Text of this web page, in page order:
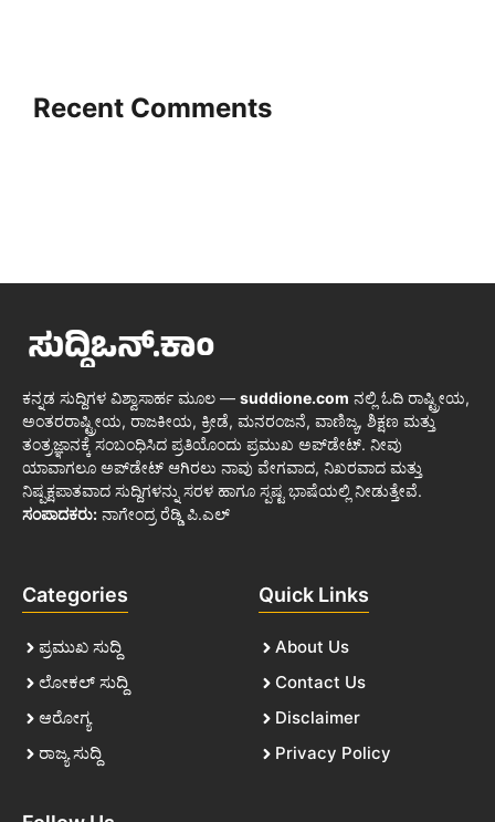
Recent Comments
ಕನ್ನಡ ಸುದ್ದಿಗಳ ವಿಶ್ವಾಸಾರ್ಹ ಮೂಲ — suddione.com ನಲ್ಲಿ ಓದಿ ರಾಷ್ಟ್ರೀಯ,
ಅಂತರರಾಷ್ಟ್ರೀಯ, ರಾಜಕೀಯ, ಕ್ರೀಡೆ, ಮನರಂಜನೆ, ವಾಣಿಜ್ಯ, ಶಿಕ್ಷಣ ಮತ್ತು
ತಂತ್ರಜ್ಞಾನಕ್ಕೆ ಸಂಬಂಧಿಸಿದ ಪ್ರತಿಯೊಂದು ಪ್ರಮುಖ ಅಪ್‌ಡೇಟ್. ನೀವು
ಯಾವಾಗಲೂ ಅಪ್‌ಡೇಟ್ ಆಗಿರಲು ನಾವು ವೇಗವಾದ, ನಿಖರವಾದ ಮತ್ತು
ನಿಷ್ಪಕ್ಷಪಾತವಾದ ಸುದ್ದಿಗಳನ್ನು ಸರಳ ಹಾಗೂ ಸ್ಪಷ್ಟ ಭಾಷೆಯಲ್ಲಿ ನೀಡುತ್ತೇವೆ.
ಸಂಪಾದಕರು: ನಾಗೇಂದ್ರ ರೆಡ್ಡಿ ಪಿ.ಎಲ್
Categories
ಪ್ರಮುಖ ಸುದ್ದಿ
ಲೋಕಲ್ ಸುದ್ದಿ
ಆರೋಗ್ಯ
ರಾಜ್ಯ ಸುದ್ದಿ
Quick Links
About Us
Contact Us
Disclaimer
Privacy Policy